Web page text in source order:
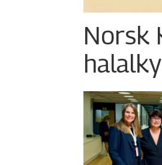
Norsk